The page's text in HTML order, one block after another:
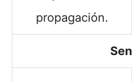
propagación.